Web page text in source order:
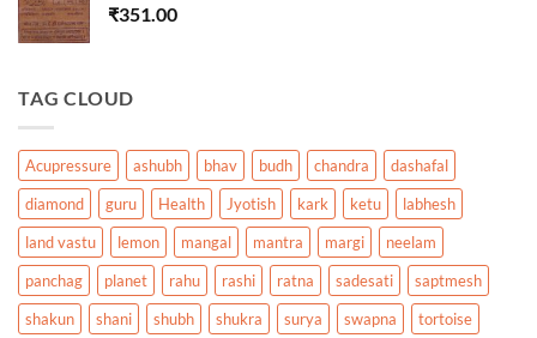
₹351.00
TAG CLOUD
Acupressure ashubh bhav budh chandra
dashafal
diamond
guru Health Jyotish kark ketu
labhesh
land vastu
lemon mangal mantra margi
neelam
panchag
planet rahu rashi ratna sadesati
saptmesh
shakun
shani shubh shukra surya swapna
tortoise